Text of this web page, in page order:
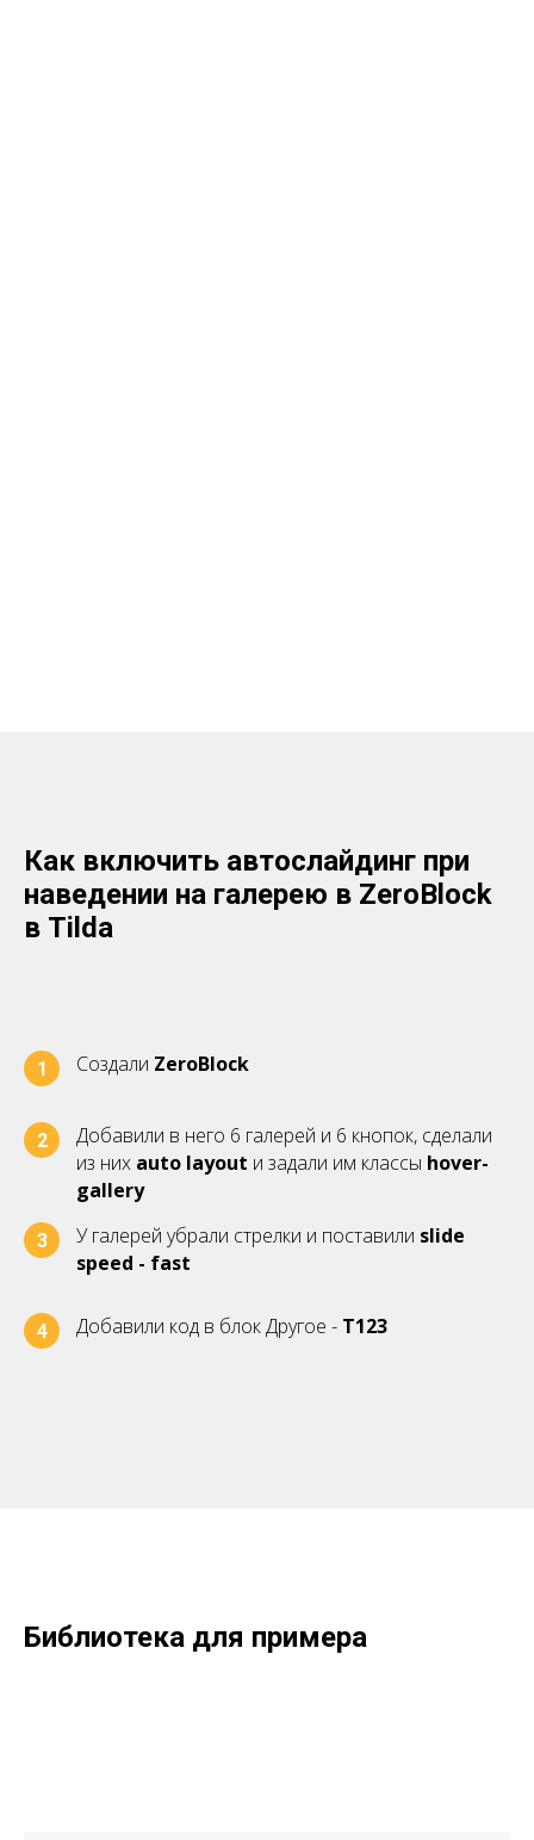
Как включить автослайдинг при
наведении на галерею в ZeroBlock
в Tilda
1 Создали ZeroBlock
2
Добавили в него 6 галерей и 6 кнопок, сделали
из них auto layout и задали им классы hover-
gallery
3 У галерей убрали стрелки и поставили slide
speed - fast
4 Добавили код в блок Другое - Т123
Библиотека для примера